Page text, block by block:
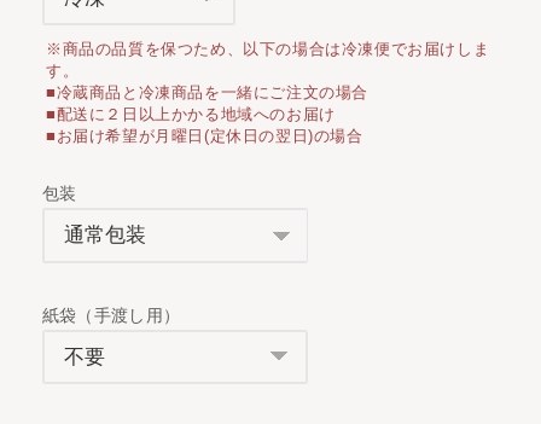
※商品の品質を保つため、以下の場合は冷凍便でお届けしま
す。
■冷蔵商品と冷凍商品を一緒にご注文の場合
■配送に２日以上かかる地域へのお届け
■お届け希望が月曜日(定休日の翌日)の場合
包装
紙袋（手渡し用）